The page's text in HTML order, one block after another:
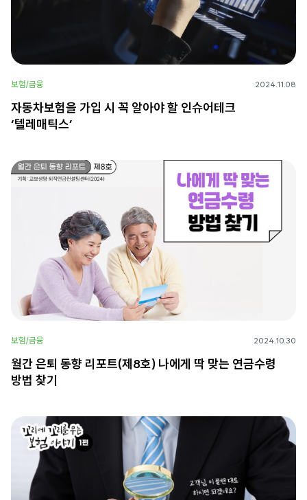
보험/금융 2024.11.08
자동차보험을 가입 시 꼭 알아야 할 인슈어테크
‘텔레매틱스’
보험/금융 2024.10.30
월간 은퇴 동향 리포트(제8호) 나에게 딱 맞는 연금수령
방법 찾기